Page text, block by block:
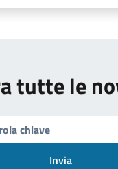
tutte le
Invia